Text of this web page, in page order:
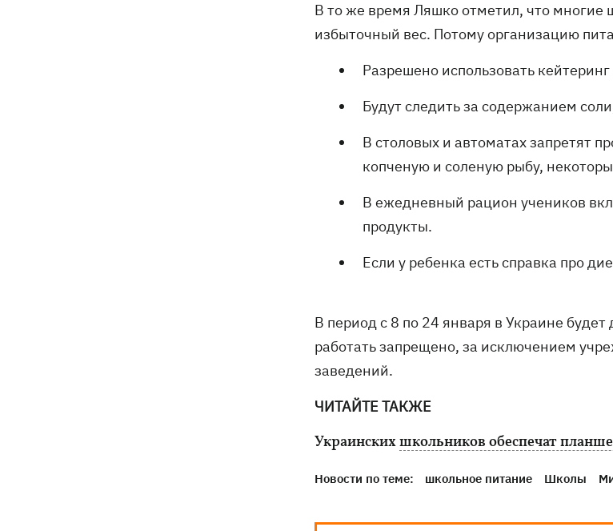
В то же время Ляшко отметил, что
избыточный вес. Потому организацию
Разрешено использовать
Будут следить за содержанием
В столовых и автоматах запретят
копченую и соленую рыбу,
В ежедневный рацион учеников
продукты.
Если у ребенка есть справка про
В период с 8 по 24 января в Украине будет
работать запрещено, за исключением
заведений.
ЧИТАЙТЕ ТАКЖЕ
Украинских школьников обеспечат
Новости по теме: школьное питание Школы